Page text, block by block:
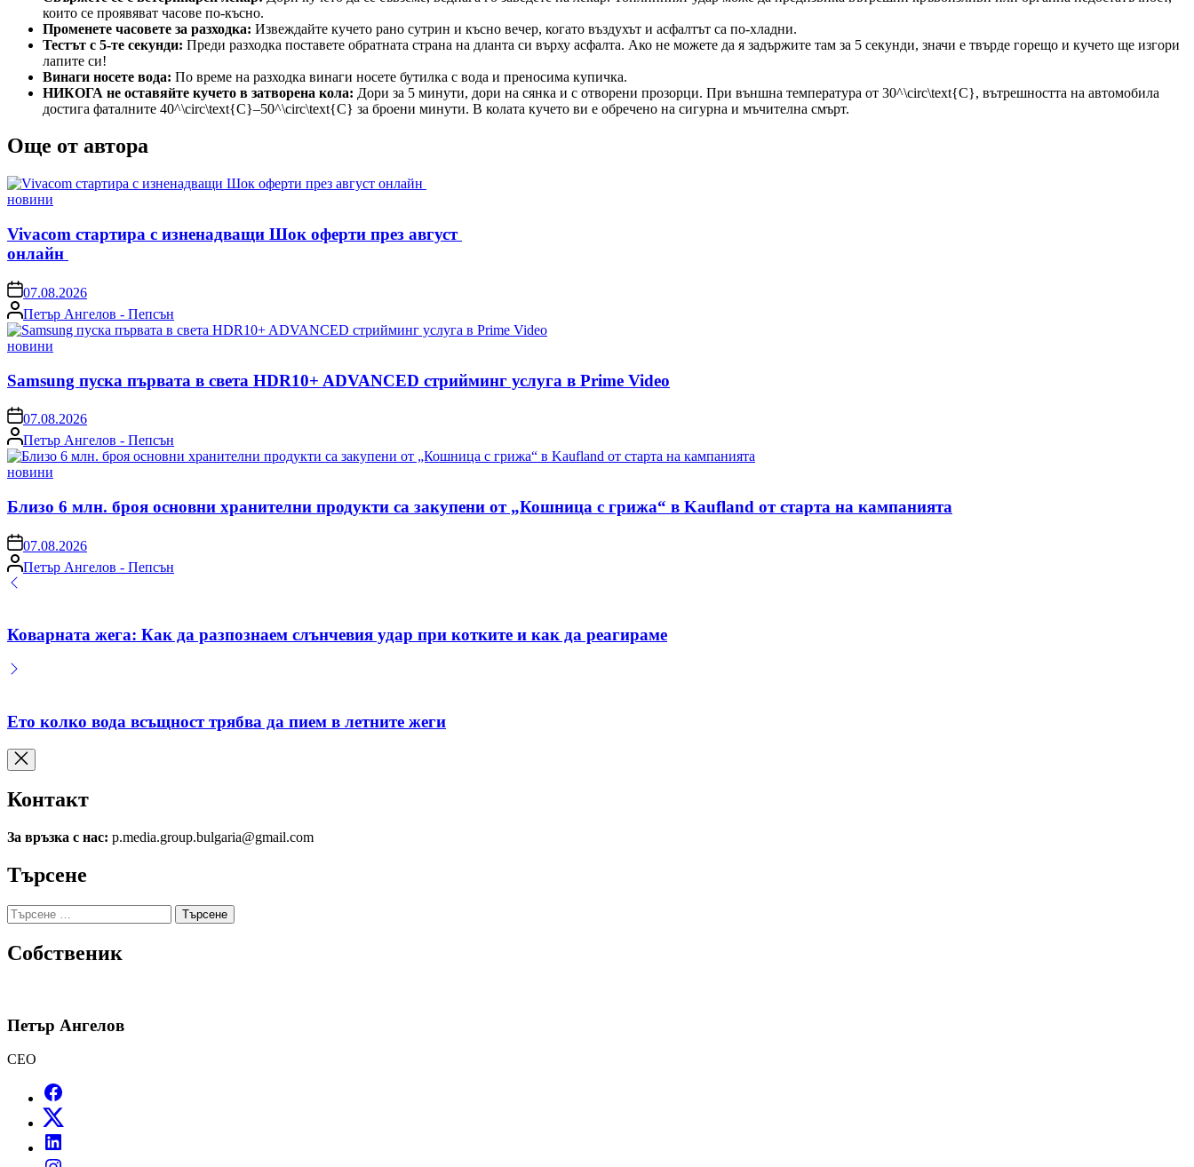
които се проявяват часове по-късно.
Променете часовете за разходка: Извеждайте кучето рано сутрин и късно вечер, когато въздухът и асфалтът са по-хладни.
Тестът с 5-те секунди: Преди разходка поставете обратната страна на дланта си върху асфалта. Ако не можете да я задържите там за 5 секунди, значи е твърде горещо и кучето ще изгори
лапите си!
Винаги носете вода: По време на разходка винаги носете бутилка с вода и преносима купичка.
НИКОГА не оставяйте кучето в затворена кола: Дори за 5 минути, дори на сянка и с отворени прозорци. При външна температура от 30^\circ\text{C}, вътрешността на автомобила
достига фаталните 40^\circ\text{C}–50^\circ\text{C} за броени минути. В колата кучето ви е обречено на сигурна и мъчителна смърт.
Още от автора
Posted
новини
Vivacom стартира с изненадващи Шок оферти през август
онлайн
on07.08.2026
Posted
by
Петър Ангелов - Пепсън
Posted
новини
Samsung пуска първата в света HDR10+ ADVANCED стрийминг услуга в Prime Video
on07.08.2026
Posted
by
Петър Ангелов - Пепсън
Posted
новини
Близо 6 млн. броя основни хранителни продукти са закупени от „Кошница с грижа“ в Kaufland от старта на кампанията
on07.08.2026
Posted
by
Петър Ангелов - Пепсън
Коварната жега: Как да разпознаем слънчевия удар при котките и как да реагираме
Ето колко вода всъщност трябва да пием в летните жеги
Контакт
За връзка с нас: p.media.group.bulgaria@gmail.com
Търсене
Търсене
за:
Собственик
Петър Ангелов
CEO